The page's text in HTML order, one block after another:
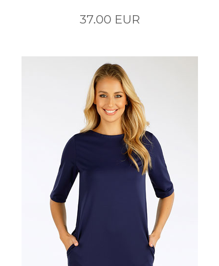
37.00 EUR